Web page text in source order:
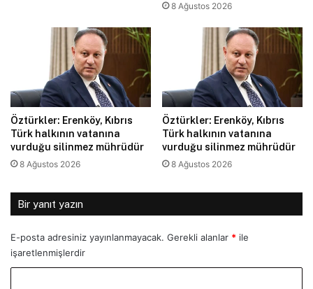
8 Ağustos 2026
Öztürkler: Erenköy, Kıbrıs
Türk halkının vatanına
vurduğu silinmez mührüdür
8 Ağustos 2026
Öztürkler: Erenköy, Kıbrıs
Türk halkının vatanına
vurduğu silinmez mührüdür
8 Ağustos 2026
Bir yanıt yazın
E-posta adresiniz yayınlanmayacak. Gerekli alanlar * ile
işaretlenmişlerdir